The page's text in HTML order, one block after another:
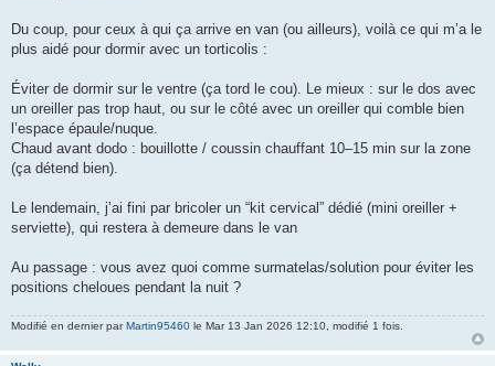
Du coup, pour ceux à qui ça arrive en van (ou ailleurs), voilà ce qui m’a le
plus aidé pour dormir avec un torticolis :
Éviter de dormir sur le ventre (ça tord le cou). Le mieux : sur le dos avec
un oreiller pas trop haut, ou sur le côté avec un oreiller qui comble bien
l’espace épaule/nuque.
Chaud avant dodo : bouillotte / coussin chauffant 10–15 min sur la zone
(ça détend bien).
Le lendemain, j’ai fini par bricoler un “kit cervical” dédié (mini oreiller +
serviette), qui restera à demeure dans le van
Au passage : vous avez quoi comme surmatelas/solution pour éviter les
positions cheloues pendant la nuit ?
Modifié en dernier parMartin95460 le Mar 13 Jan 2026 12:10, modifié 1 fois.